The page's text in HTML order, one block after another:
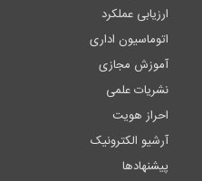
ارزیابی عملکرد
اتوماسیون اداری
آموزش مجازی
نشریات علمی
احراز هویت
آرشیو الکترونیک
پیشنهادها